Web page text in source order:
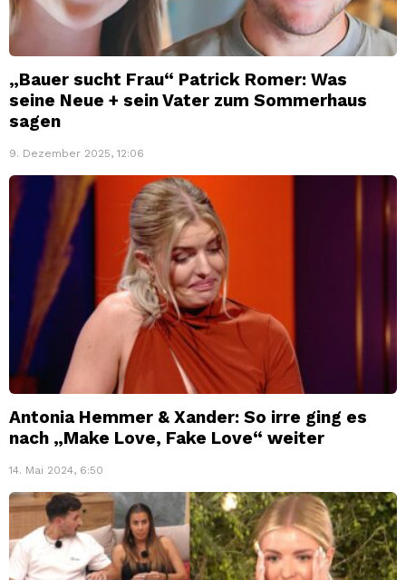
„Bauer sucht Frau“ Patrick Romer: Was
seine Neue + sein Vater zum Sommerhaus
sagen
9. Dezember 2025, 12:06
Antonia Hemmer & Xander: So irre ging es
nach „Make Love, Fake Love“ weiter
14. Mai 2024, 6:50